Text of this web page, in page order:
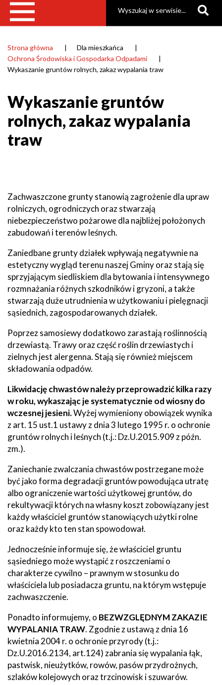
Ścieżka
nawigacyjna
Strona główna
Dla mieszkańca
Ochrona Środowiska i Gospodarka Odpadami
Wykaszanie gruntów rolnych, zakaz wypalania traw
Wykaszanie gruntów
rolnych, zakaz wypalania
traw
Zachwaszczone grunty stanowią zagrożenie dla upraw
rolniczych, ogrodniczych oraz stwarzają
niebezpieczeństwo pożarowe dla najbliżej położonych
zabudowań i terenów leśnych.
Zaniedbane grunty działek wpływają negatywnie na
estetyczny wygląd terenu naszej Gminy oraz stają się
sprzyjającym siedliskiem dla bytowania i intensywnego
rozmnażania różnych szkodników i gryzoni, a także
stwarzają duże utrudnienia w użytkowaniu i pielęgnacji
sąsiednich, zagospodarowanych działek.
Poprzez samosiewy dodatkowo zarastają roślinnością
drzewiastą. Trawy oraz część roślin drzewiastych i
zielnych jest alergenna. Stają się również miejscem
składowania odpadów.
Likwidację chwastów należy przeprowadzić kilka razy
w roku, wykaszając je systematycznie od wiosny do
wczesnej jesieni.Wyżej wymieniony obowiązek wynika
z art. 15 ust.1 ustawy z dnia 3 lutego 1995 r. o ochronie
gruntów rolnych i leśnych (t.j.: Dz.U.2015.909 z późn.
zm.).
Zaniechanie zwalczania chwastów postrzegane może
być jako forma degradacji gruntów powodująca utratę
albo ograniczenie wartości użytkowej gruntów, do
rekultywacji których na własny koszt zobowiązany jest
każdy właściciel gruntów stanowiących użytki rolne
oraz każdy kto ten stan spowodował.
Jednocześnie informuje się, że właściciel gruntu
sąsiedniego może wystąpić z roszczeniami o
charakterze cywilno – prawnym w stosunku do
właściciela lub posiadacza gruntu, na którym wstępuje
zachwaszczenie.
Ponadto informujemy, o BEZWZGLĘDNYM ZAKAZIE
WYPALANIA TRAW. Zgodnie z ustawą z dnia 16
kwietnia 2004 r. o ochronie przyrody (t.j.:
Dz.U.2016.2134, art.124) zabrania się wypalania łąk,
pastwisk, nieużytków, rowów, pasów przydrożnych,
szlaków kolejowych oraz trzcinowisk i szuwarów.